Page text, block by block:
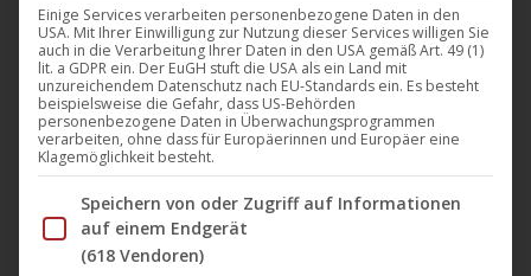
ihres gefeierten Albums „ Me, Myself & I“ (2024). Die EP
bringt frischen Wind in den deepen, bassgetriebenen
Originaltrack und lädt namhafte Künstler*innen der
elektronischen Szene ein, ihre ganz eigenen
Interpretationen beizusteuern. Das Ergebnis ist eine
stilistisch vielseitige und klanglich mitreißende EP, die
mühelos zwischen Deep House, Dub und melodischem
Techno oszilliert.
Einige Services verarbeiten personenbezogene Daten in den
USA. Mit Ihrer Einwilligung zur Nutzung dieser Services willigen Sie
auch in die Verarbeitung Ihrer Daten in den USA gemäß Art. 49 (1)
lit. a GDPR ein. Der EuGH stuft die USA als ein Land mit
unzureichendem Datenschutz nach EU-Standards ein. Es besteht
beispielsweise die Gefahr, dass US-Behörden
personenbezogene Daten in Überwachungsprogrammen
verarbeiten, ohne dass für Europäerinnen und Europäer eine
Klagemöglichkeit besteht.
Im Folgenden finden Sie eine Liste der Zwecke des IAB
Speichern von oder Zugriff auf Informationen
auf einem Endgerät
(618 Vendoren)